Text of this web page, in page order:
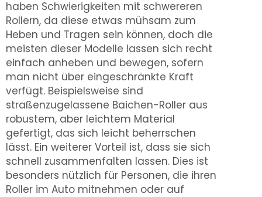
haben Schwierigkeiten mit schwereren
Rollern, da diese etwas mühsam zum
Heben und Tragen sein können, doch die
meisten dieser Modelle lassen sich recht
einfach anheben und bewegen, sofern
man nicht über eingeschränkte Kraft
verfügt. Beispielsweise sind
straßenzugelassene Baichen-Roller aus
robustem, aber leichtem Material
gefertigt, das sich leicht beherrschen
lässt. Ein weiterer Vorteil ist, dass sie sich
schnell zusammenfalten lassen. Dies ist
besonders nützlich für Personen, die ihren
Roller im Auto mitnehmen oder auf